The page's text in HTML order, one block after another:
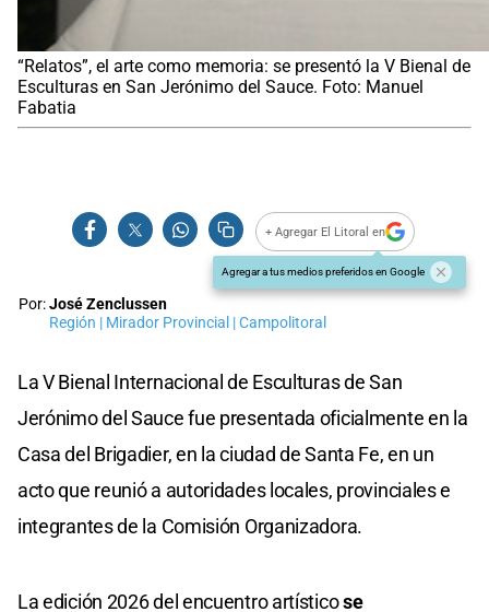
“Relatos”, el arte como memoria: se presentó la V Bienal de
Esculturas en San Jerónimo del Sauce. Foto: Manuel
Fabatia
+ Agregar El Litoral en
Agregar a tus medios preferidos en Google
Por:José Zenclussen
Región | Mirador Provincial | Campolitoral
La V Bienal Internacional de Esculturas de San
Jerónimo del Sauce fue presentada oficialmente en la
Casa del Brigadier, en la ciudad de Santa Fe, en un
acto que reunió a autoridades locales, provinciales e
integrantes de la Comisión Organizadora.
La edición 2026 del encuentro artísticose